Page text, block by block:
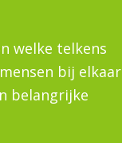
welke telkens
bij elkaar
belangrijke